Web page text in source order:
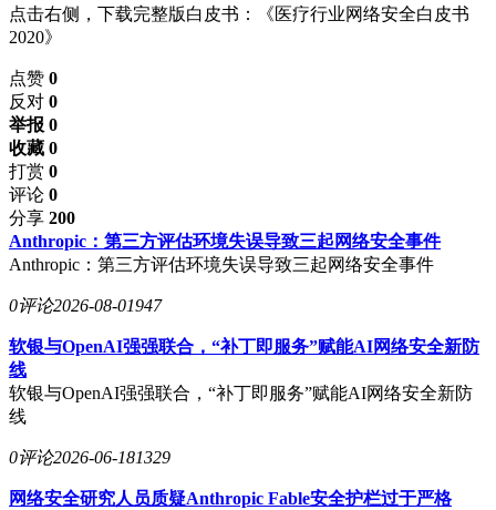
点击右侧，下载完整版白皮书：《医疗行业网络安全白皮书
2020》
点赞 0
反对 0
举报 0
收藏 0
打赏 0
评论 0
分享 200
Anthropic：第三方评估环境失误导致三起网络安全事件
Anthropic：第三方评估环境失误导致三起网络安全事件
0评论2026-08-01947
软银与OpenAI强强联合，“补丁即服务”赋能AI网络安全新防
线
软银与OpenAI强强联合，“补丁即服务”赋能AI网络安全新防
线
0评论2026-06-181329
网络安全研究人员质疑Anthropic Fable安全护栏过于严格